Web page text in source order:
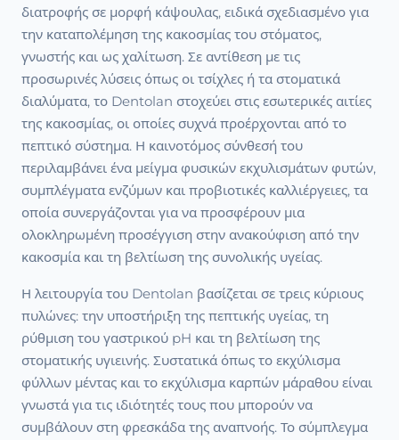
διατροφής σε μορφή κάψουλας, ειδικά σχεδιασμένο για
την καταπολέμηση της κακοσμίας του στόματος,
γνωστής και ως χαλίτωση. Σε αντίθεση με τις
προσωρινές λύσεις όπως οι τσίχλες ή τα στοματικά
διαλύματα, το Dentolan στοχεύει στις εσωτερικές αιτίες
της κακοσμίας, οι οποίες συχνά προέρχονται από το
πεπτικό σύστημα. Η καινοτόμος σύνθεσή του
περιλαμβάνει ένα μείγμα φυσικών εκχυλισμάτων φυτών,
συμπλέγματα ενζύμων και προβιοτικές καλλιέργειες, τα
οποία συνεργάζονται για να προσφέρουν μια
ολοκληρωμένη προσέγγιση στην ανακούφιση από την
κακοσμία και τη βελτίωση της συνολικής υγείας.
Η λειτουργία του Dentolan βασίζεται σε τρεις κύριους
πυλώνες: την υποστήριξη της πεπτικής υγείας, τη
ρύθμιση του γαστρικού pH και τη βελτίωση της
στοματικής υγιεινής. Συστατικά όπως το εκχύλισμα
φύλλων μέντας και το εκχύλισμα καρπών μάραθου είναι
γνωστά για τις ιδιότητές τους που μπορούν να
συμβάλουν στη φρεσκάδα της αναπνοής. Το σύμπλεγμα